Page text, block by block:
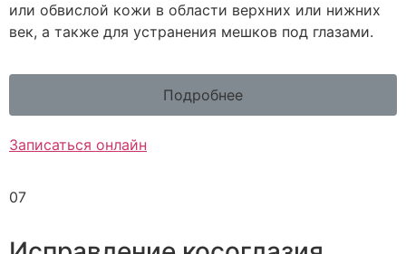
или обвислой кожи в области верхних или нижних
век, а также для устранения мешков под глазами.
Подробнее
Записаться онлайн
07